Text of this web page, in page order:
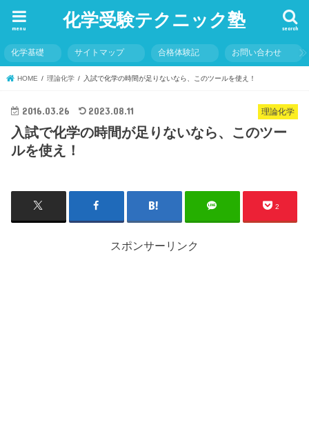
化学受験テクニック塾 search
menu
化学基礎 サイトマップ 合格体験記 お問い合わせ
HOME 理論化学 入試で化学の時間が足りないなら、このツールを使え！
理論化学
2016.03.26 2023.08.11
入試で化学の時間が足りないなら、このツー
ルを使え！
2
スポンサーリンク